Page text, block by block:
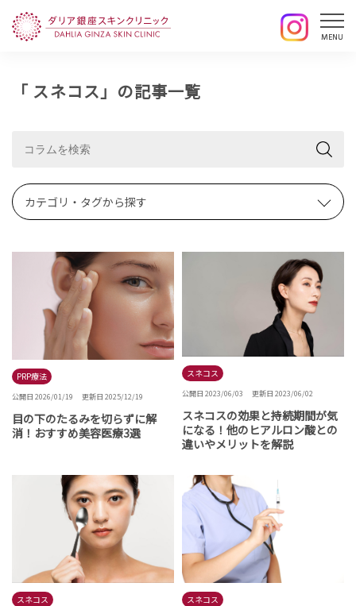
「 スネコス」の記事一覧
カテゴリ・タグから探す
PRP療法
公開日 2026/01/19 更新日 2025/12/19
目の下のたるみを切らずに解
消！おすすめ美容医療3選
スネコス
公開日 2023/06/03 更新日 2023/06/02
スネコスの効果と持続期間が気
になる！他のヒアルロン酸との
違いやメリットを解説
スネコス スネコス